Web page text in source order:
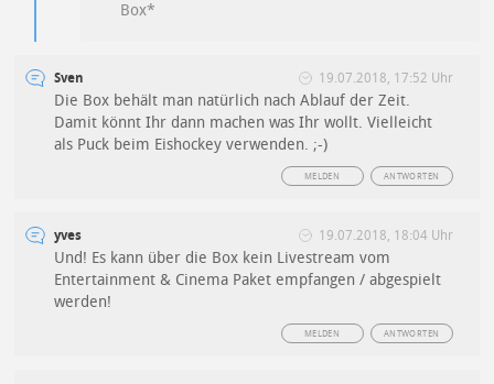
Box*
Sven 19.07.2018, 17:52 Uhr
Die Box behält man natürlich nach Ablauf der Zeit.
Damit könnt Ihr dann machen was Ihr wollt. Vielleicht
als Puck beim Eishockey verwenden. ;-)
ANTWORTEN
MELDEN
yves 19.07.2018, 18:04 Uhr
Und! Es kann über die Box kein Livestream vom
Entertainment & Cinema Paket empfangen / abgespielt
werden!
ANTWORTEN
MELDEN